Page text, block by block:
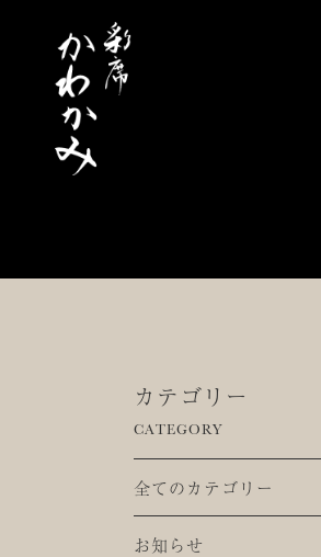
カテゴリー
CATEGORY
全てのカテゴリー
お知らせ